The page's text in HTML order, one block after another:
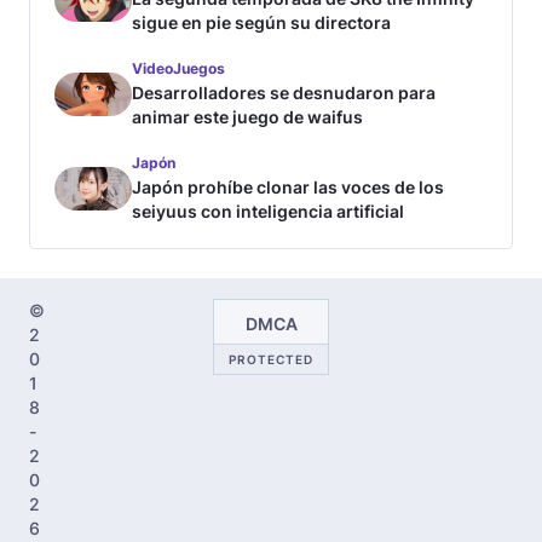
sigue en pie según su directora
VideoJuegos
Desarrolladores se desnudaron para
animar este juego de waifus
Japón
Japón prohíbe clonar las voces de los
seiyuus con inteligencia artificial
©
2
0
1
8
-
2
0
2
6
DMCA
PROTECTED